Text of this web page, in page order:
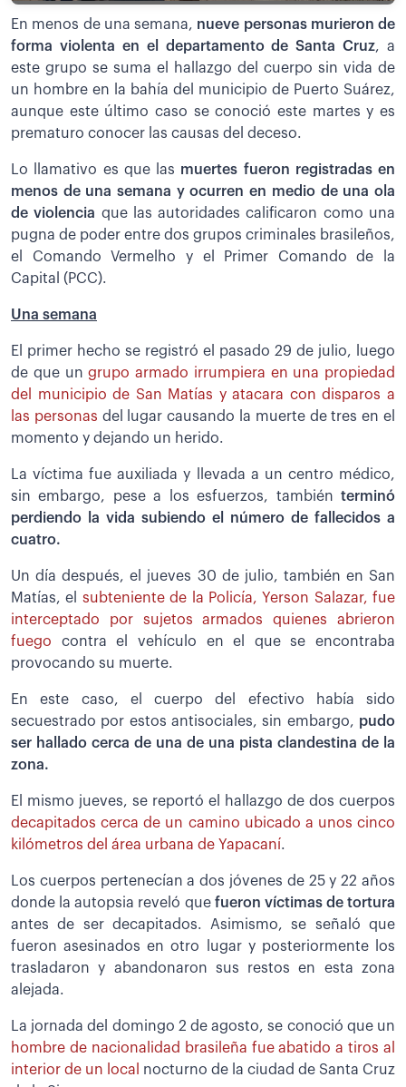
En menos de una semana, nueve personas murieron de
forma violenta en el departamento de Santa Cruz, a
este grupo se suma el hallazgo del cuerpo sin vida de
un hombre en la bahía del municipio de Puerto Suárez,
aunque este último caso se conoció este martes y es
prematuro conocer las causas del deceso.
Lo llamativo es que las muertes fueron registradas en
menos de una semana y ocurren en medio de una ola
de violencia que las autoridades calificaron como una
pugna de poder entre dos grupos criminales brasileños,
el Comando Vermelho y el Primer Comando de la
Capital (PCC).
Una semana
El primer hecho se registró el pasado 29 de julio, luego
de que ungrupo armado irrumpiera en una propiedad
del municipio de San Matías y atacara con disparos a
las personas del lugar causando la muerte de tres en el
momento y dejando un herido.
La víctima fue auxiliada y llevada a un centro médico,
sin embargo, pese a los esfuerzos, también terminó
perdiendo la vida subiendo el número de fallecidos a
cuatro.
Un día después, el jueves 30 de julio, también en San
Matías, el subteniente de la Policía, Yerson Salazar, fue
interceptado por sujetos armados quienes abrieron
fuego contra el vehículo en el que se encontraba
provocando su muerte.
En este caso, el cuerpo del efectivo había sido
secuestrado por estos antisociales, sin embargo, pudo
ser hallado cerca de una de una pista clandestina de la
zona.
El mismo jueves, se reportó el hallazgo de dos cuerpos
decapitados cerca de un camino ubicado a unos cinco
kilómetros del área urbana de Yapacaní.
Los cuerpos pertenecían a dos jóvenes de 25 y 22 años
donde la autopsia reveló quefueron víctimas de tortura
antes de ser decapitados. Asimismo, se señaló que
fueron asesinados en otro lugar y posteriormente los
trasladaron y abandonaron sus restos en esta zona
alejada.
La jornada del domingo 2 de agosto, se conoció que un
hombre de nacionalidad brasileña fue abatido a tiros al
interior de un local
nocturno de la ciudad de Santa Cruz